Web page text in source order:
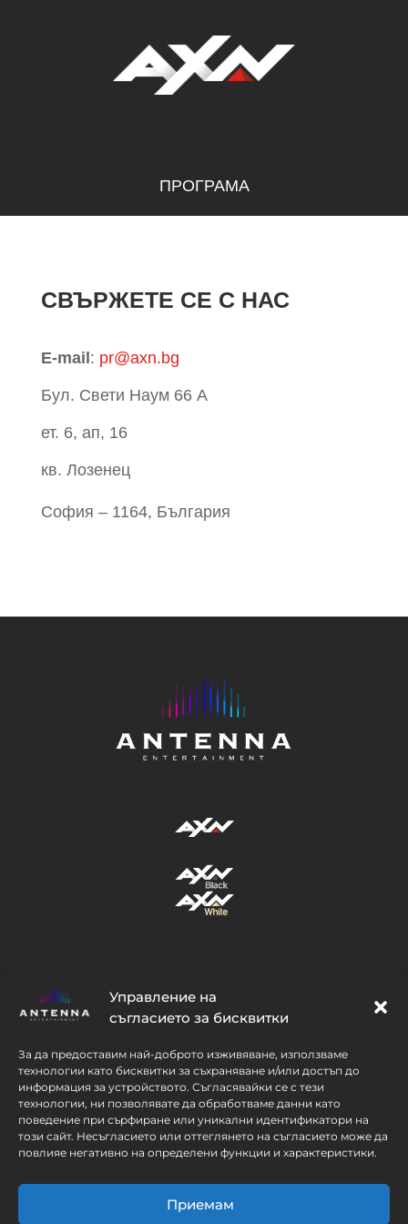
Управление на
съгласието за бисквитки
За да предоставим най-доброто изживяване, използваме
технологии като бисквитки за съхраняване и/или достъп до
информация за устройството. Съгласявайки се с тези
технологии, ни позволявате да обработваме данни като
поведение при сърфиране или уникални идентификатори на
този сайт. Несъгласието или оттеглянето на съгласието може да
повлияе негативно на определени функции и характеристики.
Приемам
ПРОГРАМА
СВЪРЖЕТЕ СЕ С НАС
E-mail : pr@axn.bg
Бул. Свети Наум 66 А
ет. 6, ап, 16
кв. Лозенец
София – 1164, България
СЛЕДВАЙ
license of AXN Network, Inc.